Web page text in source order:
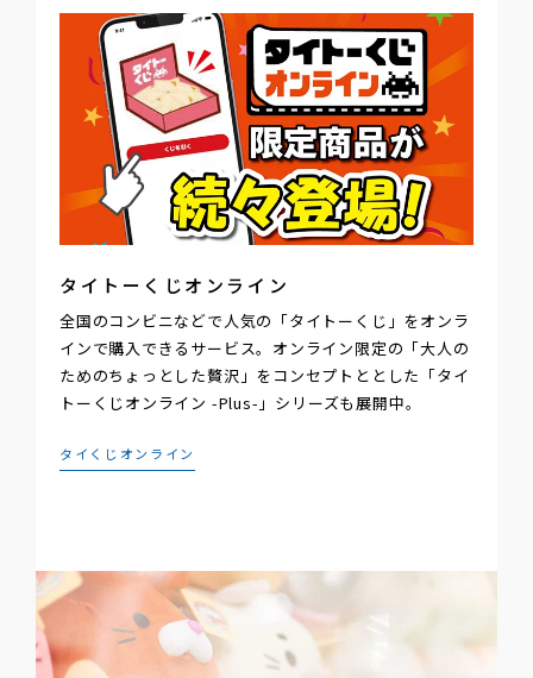
タイトーくじオンライン
全国のコンビニなどで人気の「タイトーくじ」をオンラ
インで購入できるサービス。オンライン限定の「大人の
ためのちょっとした贅沢」をコンセプトととした「タイ
トーくじオンライン -Plus-」シリーズも展開中。
タイくじオンライン